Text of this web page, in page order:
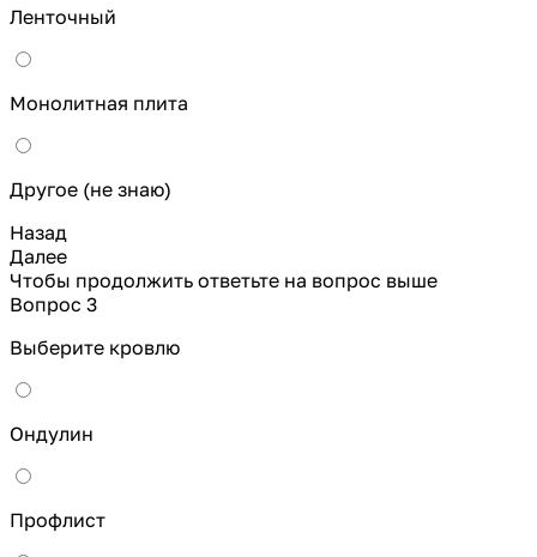
Ленточный
Монолитная плита
Другое (не знаю)
Назад
Далее
Чтобы продолжить ответьте на вопрос выше
Вопрос 3
Выберите кровлю
Ондулин
Профлист